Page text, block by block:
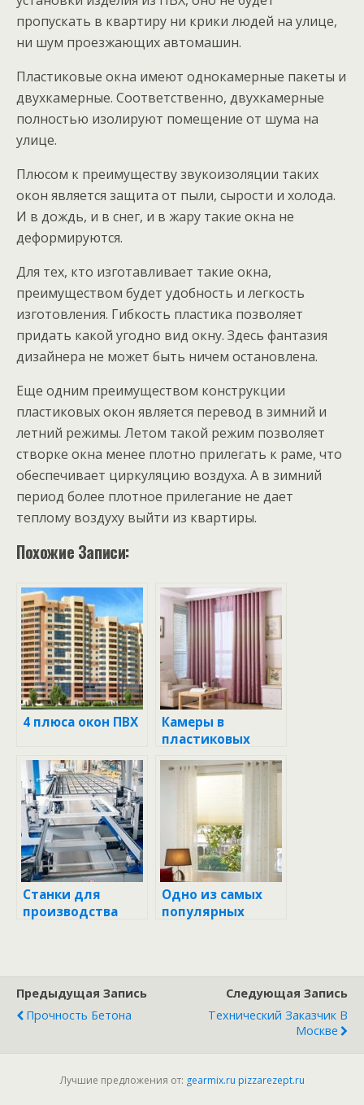
пропускать в квартиру ни крики людей на улице,
ни шум проезжающих автомашин.
Пластиковые окна имеют однокамерные пакеты и
двухкамерные. Соответственно, двухкамерные
полностью изолируют помещение от шума на
улице.
Плюсом к преимуществу звукоизоляции таких
окон является защита от пыли, сырости и холода.
И в дождь, и в снег, и в жару такие окна не
деформируются.
Для тех, кто изготавливает такие окна,
преимуществом будет удобность и легкость
изготовления. Гибкость пластика позволяет
придать какой угодно вид окну. Здесь фантазия
дизайнера не может быть ничем остановлена.
Еще одним преимуществом конструкции
пластиковых окон является перевод в зимний и
летний режимы. Летом такой режим позволяет
створке окна менее плотно прилегать к раме, что
обеспечивает циркуляцию воздуха. А в зимний
период более плотное прилегание не дает
теплому воздуху выйти из квартиры.
Похожие Записи:
4 плюса окон ПВХ
Камеры в
пластиковых
окнах — обзор от
Окна Гут Групп
Станки для
производства
Одно из самых
популярных
Предыдущая Запись
Прочность Бетона
Следующая Запись
Технический Заказчик В
Москве
Лучшие предложения от: gearmix.ru pizzarezept.ru